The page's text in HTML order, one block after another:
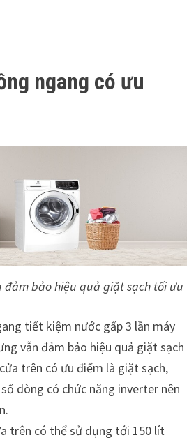
ngang có ưu
đảm bảo hiệu quả giặt sạch tối ưu
tiết kiệm nước gấp 3 lần máy
vẫn đảm bảo hiệu quả giặt sạch
trên có ưu điểm là giặt sạch,
dòng có chức năng inverter nên
trên có thể sử dụng tới 150 lít